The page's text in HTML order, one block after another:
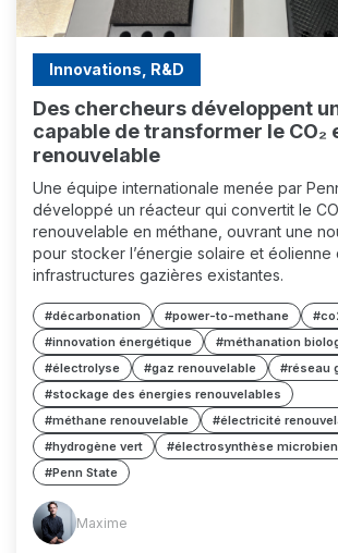
Innovations, R&D
Des chercheurs développent
capable de transformer le CO₂
renouvelable
Une équipe internationale menée par
développé un réacteur qui convertit le
renouvelable en méthane, ouvrant une
pour stocker l’énergie solaire et éolienne
infrastructures gazières existantes.
#décarbonation #power-to-methane
#innovation énergétique
#méthanation
#électrolyse
#gaz renouvelable
#réseau
#stockage des énergies renouvelables
#méthane renouvelable
#électricité
#hydrogène vert
#électrosynthèse
#Penn State
Maxime
(MM) Maxime